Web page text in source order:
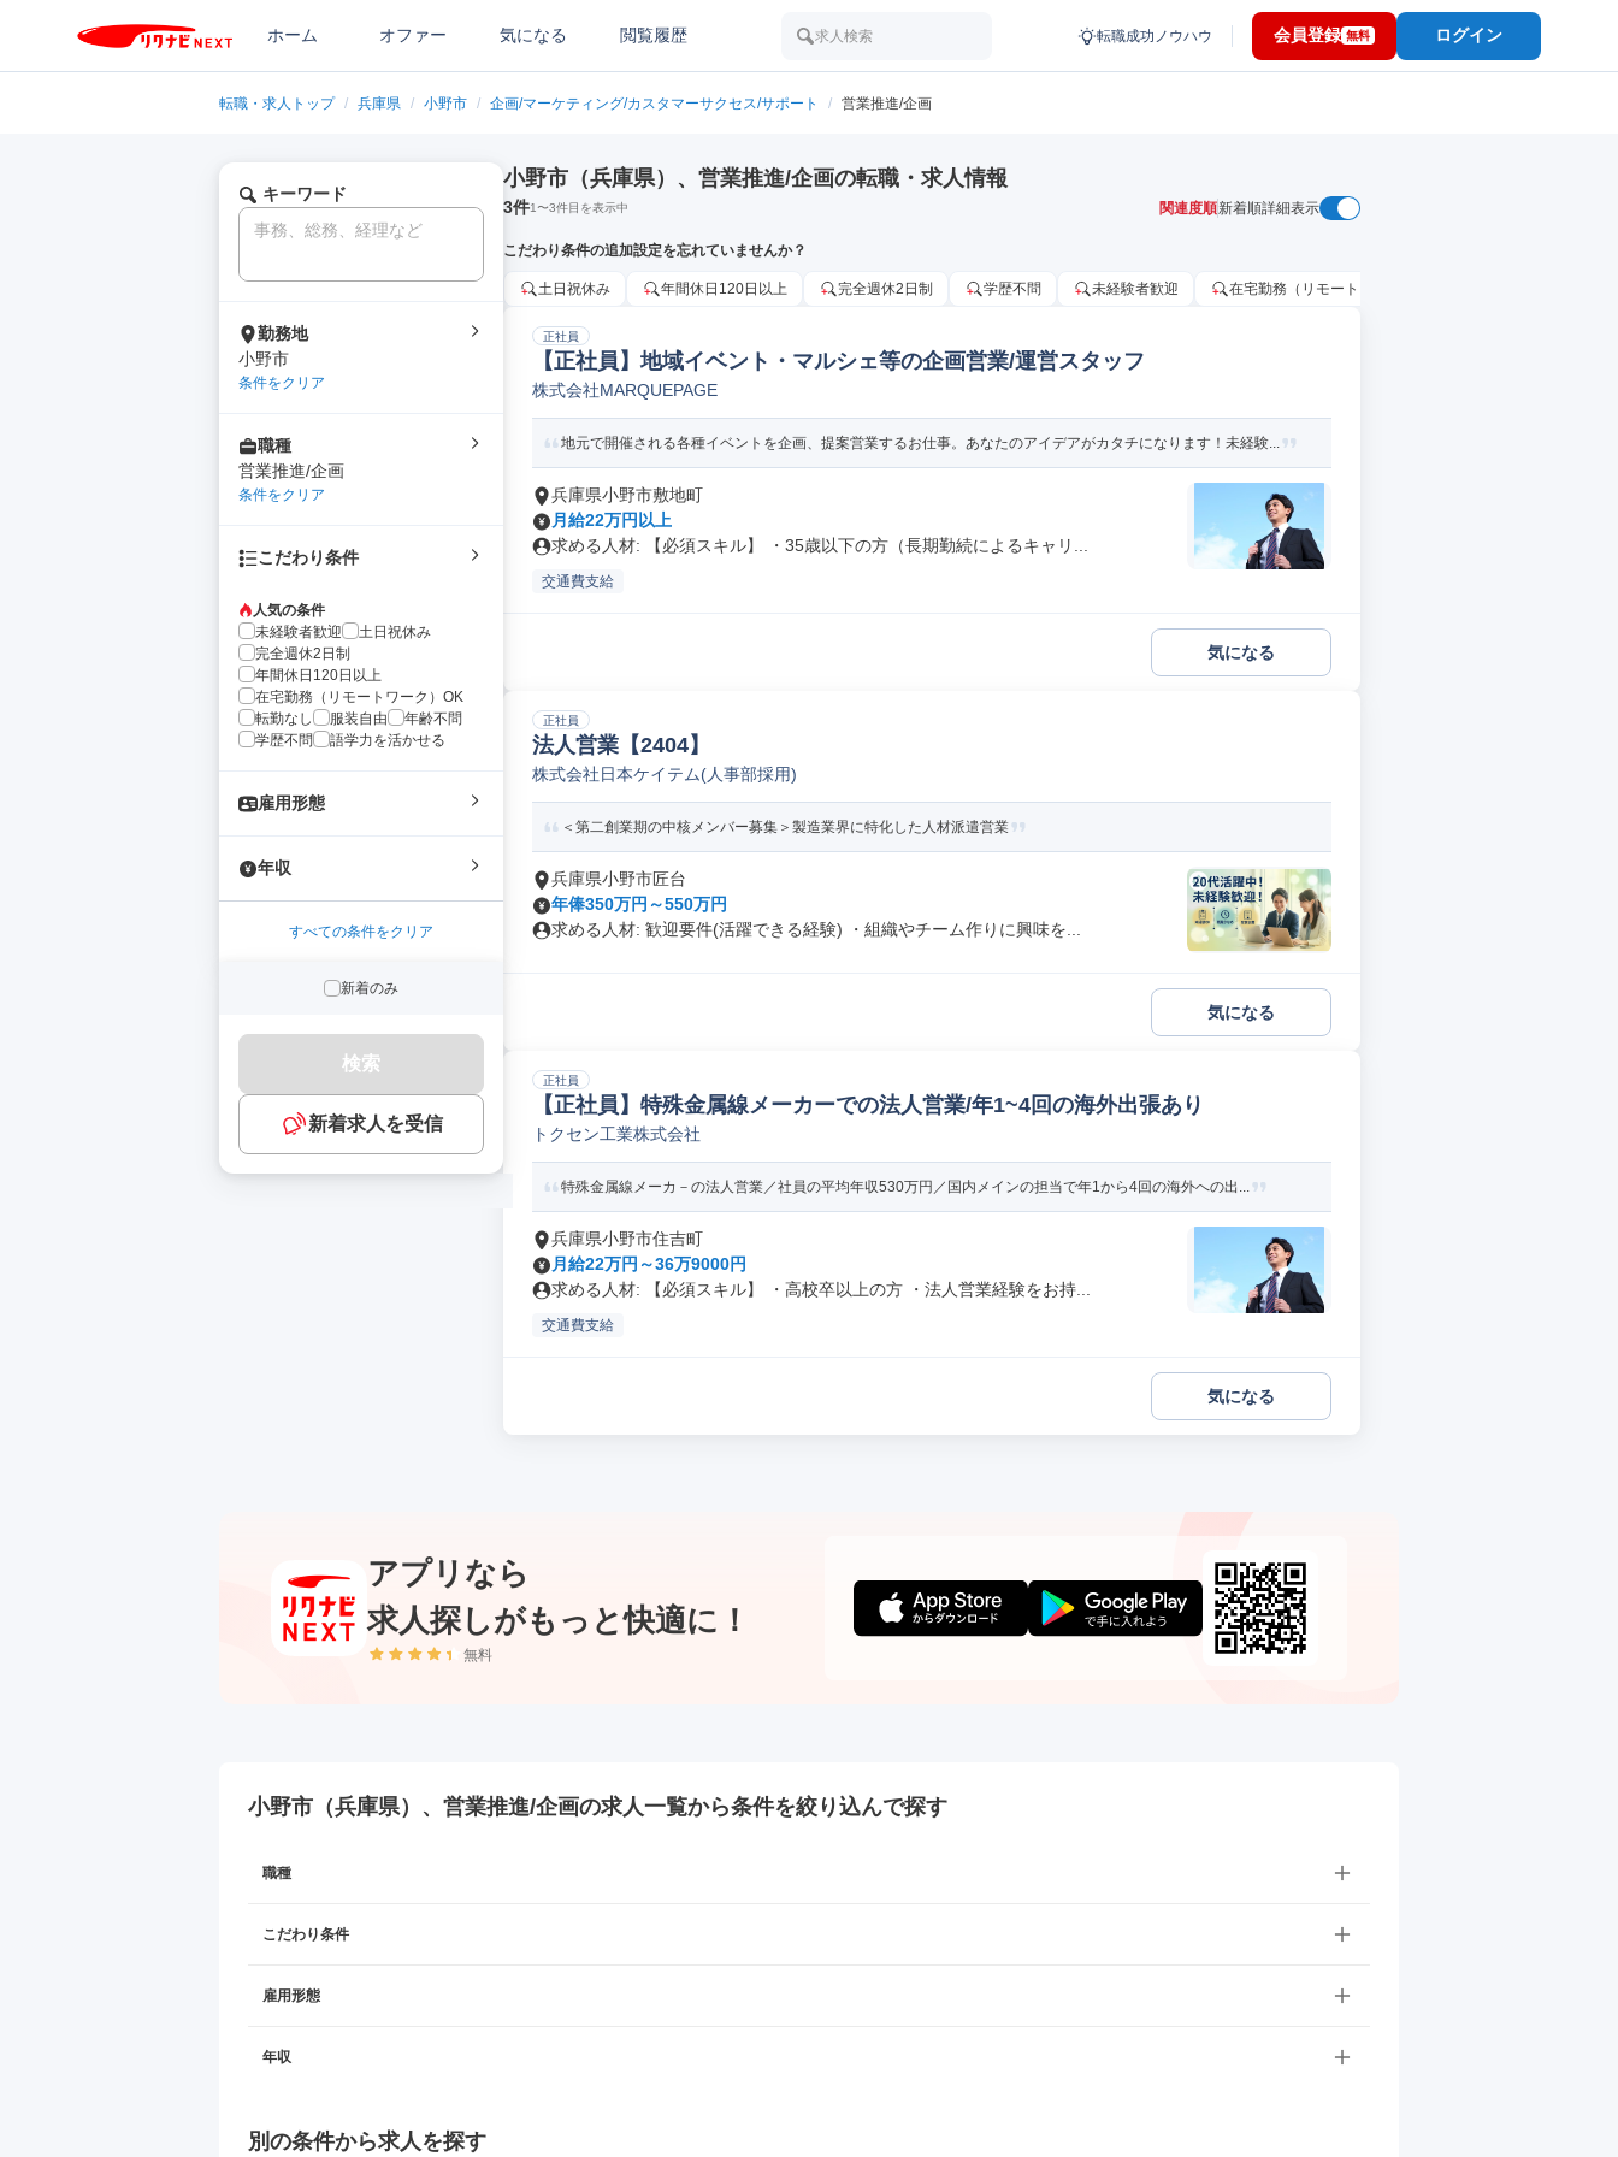
ホーム オファー 気になる 閲覧履歴 求人検索 転職成功ノウハウ 会員登録 無料 ログイン
転職・求人トップ / 兵庫県 / 小野市 / 企画/マーケティング/カスタマーサクセス/サポート / 営業推進/企画
キーワード
勤務地
小野市
条件をクリア
職種
営業推進/企画
条件をクリア
こだわり条件
人気の条件
未経験者歓迎
土日祝休み
完全週休2日制
年間休日120日以上
在宅勤務（リモートワーク）OK
転勤なし
服装自由
年齢不問
学歴不問
語学力を活かせる
雇用形態
年収
すべての条件をクリア
新着のみ
検索
新着求人を受信
小野市（兵庫県）、営業推進/企画の転職・求人情報
3件1〜3件目を表示中 関連度順新着順詳細表示
こだわり条件の追加設定を忘れていませんか？
土日祝休み 年間休日120日以上 完全週休2日制 学歴不問 未経験者歓迎 在宅勤務（リモートワーク）OK
正社員
【正社員】地域イベント・マルシェ等の企画営業/運営スタッフ
株式会社MARQUEPAGE
地元で開催される各種イベントを企画、提案営業するお仕事。あなたのアイデアがカタチになります！未経験...
兵庫県小野市敷地町
月給22万円以上
求める人材: 【必須スキル】 ・35歳以下の方（長期勤続によるキャリ...
交通費支給
気になる
正社員
法人営業【2404】
株式会社日本ケイテム(人事部採用)
＜第二創業期の中核メンバー募集＞製造業界に特化した人材派遣営業
兵庫県小野市匠台
年俸350万円～550万円
求める人材: 歓迎要件(活躍できる経験) ・組織やチーム作りに興味を...
気になる
正社員
【正社員】特殊金属線メーカーでの法人営業/年1~4回の海外出張あり
トクセン工業株式会社
特殊金属線メーカ－の法人営業／社員の平均年収530万円／国内メインの担当で年1から4回の海外への出...
兵庫県小野市住吉町
月給22万円～36万9000円
求める人材: 【必須スキル】 ・高校卒以上の方 ・法人営業経験をお持...
交通費支給
気になる
アプリなら
求人探しがもっと快適に！
無料
小野市（兵庫県）、営業推進/企画の求人一覧から条件を絞り込んで探す
職種
こだわり条件
雇用形態
年収
別の条件から求人を探す